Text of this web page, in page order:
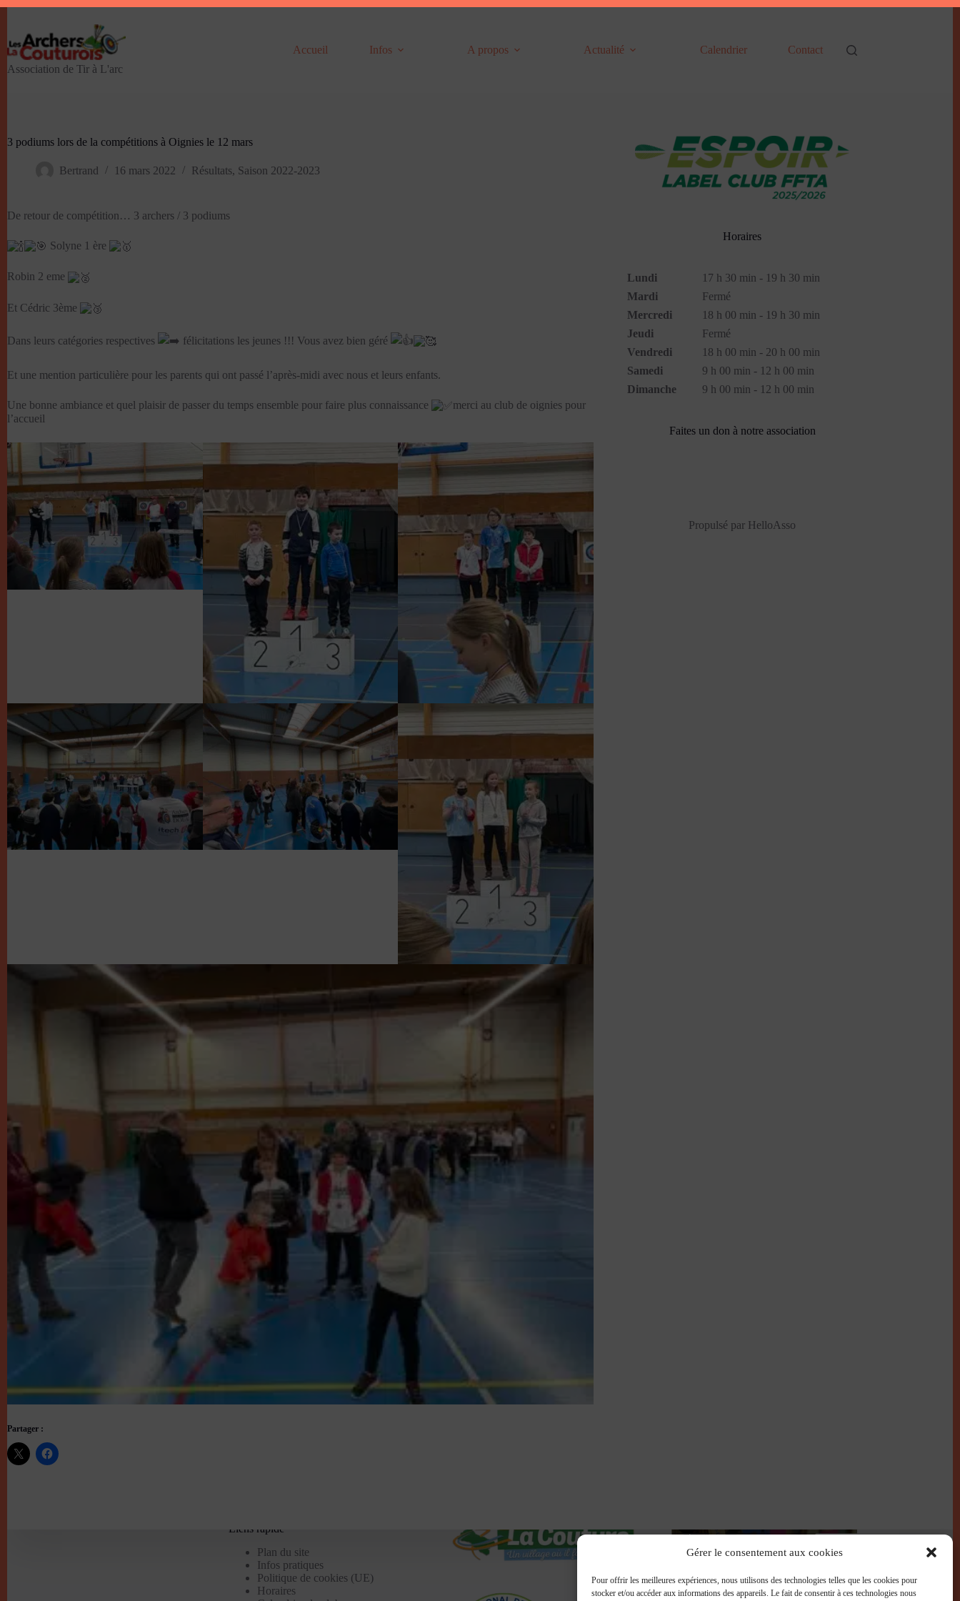
Gérer le consentement aux cookies
Pour offrir les meilleures expériences, nous utilisons des technologies telles que les cookies pour
stocker et/ou accéder aux informations des appareils. Le fait de consentir à ces technologies nous
contenu
Association de Tir à L'arc
Accueil Infos A propos Actualité Calendrier Contact
3 podiums lors de la compétitions à Oignies le 12 mars
Bertrand 16 mars 2022 Résultats, Saison 2022-2023
De retour de compétition… 3 archers / 3 podiums
Solyne 1 ère
Robin 2 eme
Et Cédric 3ème
Dans leurs catégories respectives félicitations les jeunes !!! Vous avez bien géré
Et une mention particulière pour les parents qui ont passé l’après-midi avec nous et leurs enfants.
Une bonne ambiance et quel plaisir de passer du temps ensemble pour faire plus connaissance
merci au club de oignies pour
l’accueil
Partager :
Horaires
Lundi
17 h 30 min - 19 h 30 min
Mardi
Fermé
Mercredi
18 h 00 min - 19 h 30 min
Jeudi
Fermé
Vendredi
18 h 00 min - 20 h 00 min
Samedi
9 h 00 min - 12 h 00 min
Dimanche
9 h 00 min - 12 h 00 min
Faites un don à notre association
Propulsé par HelloAsso
Liens rapide
Plan du site
Infos pratiques
Politique de cookies (UE)
Horaires